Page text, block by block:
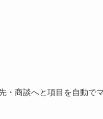
・商談へと項目を自動で